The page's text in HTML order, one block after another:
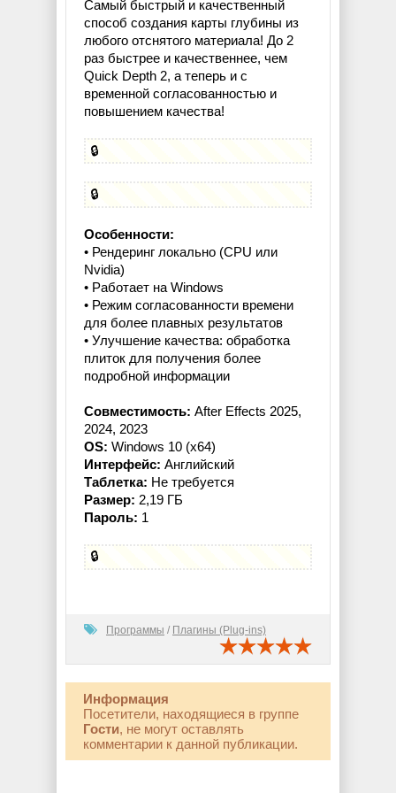
Самый быстрый и качественный
способ создания карты глубины из
любого отснятого материала! До 2
раз быстрее и качественнее, чем
Quick Depth 2, а теперь и с
временной согласованностью и
повышением качества!
🔒
🔒
Особенности:
• Рендеринг локально (CPU или
Nvidia)
• Работает на Windows
• Режим согласованности времени
для более плавных результатов
• Улучшение качества: обработка
плиток для получения более
подробной информации
Совместимость: After Effects 2025,
2024, 2023
OS: Windows 10 (x64)
Интерфейс: Английский
Таблетка: Не требуется
Размер: 2,19 ГБ
Пароль: 1
🔒
Программы / Плагины (Plug-ins)
Информация
Посетители, находящиеся в группе
Гости, не могут оставлять
комментарии к данной публикации.